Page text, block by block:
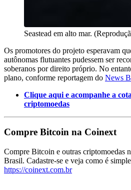
Seastead em alto mar.
Os promotores do projeto esperavam
autônomas flutuantes pudessem ser
soberanos por direito próprio. No
plano, conforme reportagem do News
Clique aqui e acompanhe a
criptomoedas
Compre Bitcoin na Coinext
Compre Bitcoin e outras criptomoedas
Brasil. Cadastre-se e veja como é
https://coinext.com.br